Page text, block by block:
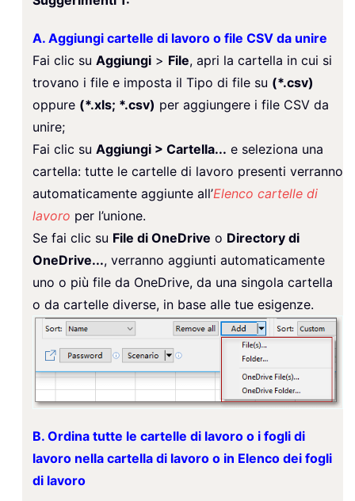
A. Aggiungi cartelle di lavoro o file CSV da unire
Fai clic su Aggiungi > File, apri la cartella in cui si
trovano i file e imposta il Tipo di file su (*.csv)
oppure (*.xls; *.csv) per aggiungere i file CSV da
unire;
Fai clic su Aggiungi > Cartella... e seleziona una
cartella: tutte le cartelle di lavoro presenti verranno
automaticamente aggiunte all’Elenco cartelle di
lavoro per l’unione.
Se fai clic su File di OneDrive o Directory di
OneDrive..., verranno aggiunti automaticamente
uno o più file da OneDrive, da una singola cartella
o da cartelle diverse, in base alle tue esigenze.
B. Ordina tutte le cartelle di lavoro o i fogli di
lavoro nella cartella di lavoro o in Elenco dei fogli
di lavoro